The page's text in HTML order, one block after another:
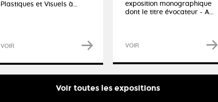
Plastiques et Visuels à...
VOIR
exposition monographique
dont le titre évocateur - A...
VOIR
Voir toutes les expositions